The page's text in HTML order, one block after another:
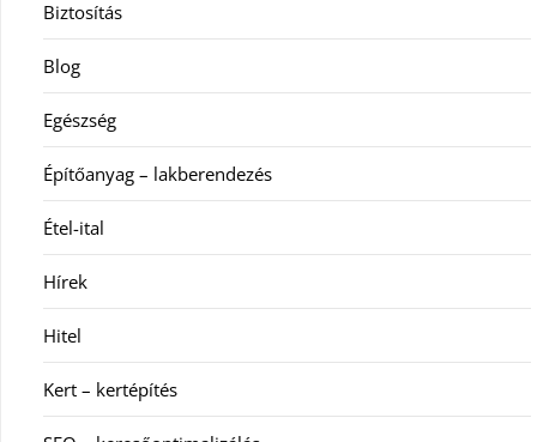
Biztosítás
Blog
Egészség
Építőanyag – lakberendezés
Étel-ital
Hírek
Hitel
Kert – kertépítés